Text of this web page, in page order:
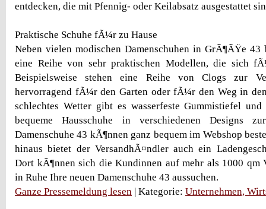
entdecken, die mit Pfennig- oder Keilabsatz ausgestattet
Praktische Schuhe fÃ¼r zu Hause
Neben vielen modischen Damenschuhen in GrÃ¶ÃŸe 43
eine Reihe von sehr praktischen Modellen, die sich
Beispielsweise stehen eine Reihe von Clogs zur
hervorragend fÃ¼r den Garten oder fÃ¼r den Weg in
schlechtes Wetter gibt es wasserfeste Gummistiefel
bequeme Hausschuhe in verschiedenen Designs
Damenschuhe 43 kÃ¶nnen ganz bequem im Webshop
hinaus bietet der VersandhÃ¤ndler auch ein
Dort kÃ¶nnen sich die Kundinnen auf mehr als 1000 qm
in Ruhe Ihre neuen Damenschuhe 43 aussuchen.
Ganze Pressemeldung lesen | Kategorie: Unternehmen,